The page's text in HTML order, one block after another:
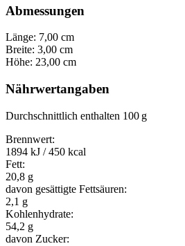
Abmessungen
Länge: 7,00 cm
Breite: 3,00 cm
Höhe: 23,00 cm
Nährwertangaben
Durchschnittlich enthalten 100 g
Brennwert:
1894 kJ / 450 kcal
Fett:
20,8 g
davon gesättigte Fettsäuren:
2,1 g
Kohlenhydrate:
54,2 g
davon Zucker: